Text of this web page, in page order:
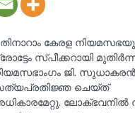
കേരള
സ്പീക്കറായി
ജി. സുധാകരൻ
ചെയ്ത്
ലോക്ഭവനിൽ